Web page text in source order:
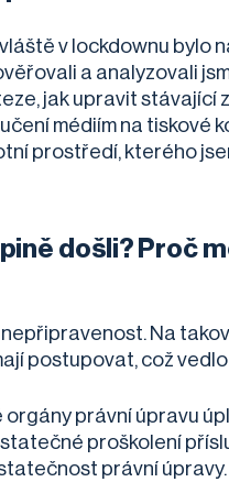
v lockdownu bylo
a analyzovali
jak upravit stávající
médiím na tiskové
prostředí, kterého
došli? Proč
Na
postupovat, což
právní úpravu
proškolení
právní